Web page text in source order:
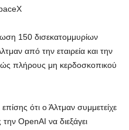
150 δισεκατομμυρίων
από την εταιρεία και την
πλήρους μη κερδοσκοπικού
ότι ο Άλτμαν συμμετείχε
OpenAI να διεξάγει